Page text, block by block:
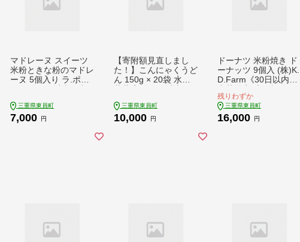
マドレーヌ スイーツ
米粉ときな粉のマドレ
ーヌ 5個入り ラ.ポア
お菓子 米粉 きな粉 き
なこ 三重県 東員町 ギ
三重県東員町
7,000 円
【寄附額見直しまし
た！】こんにゃくうど
ん 150g × 20袋 水谷
く)》三重県 東員町 こ
んにゃく 蒟蒻 うどん
三重県東員町
10,000 円
ドーナツ 米粉焼き ド
ーナッツ 9個入 (株)K.
D.Farm《30日以内に
く)》お菓子 米粉 焼き
ドーナツ プレーン 豆
乳 ココナッツミルク
残りわずか
三重県東員町
16,000 円